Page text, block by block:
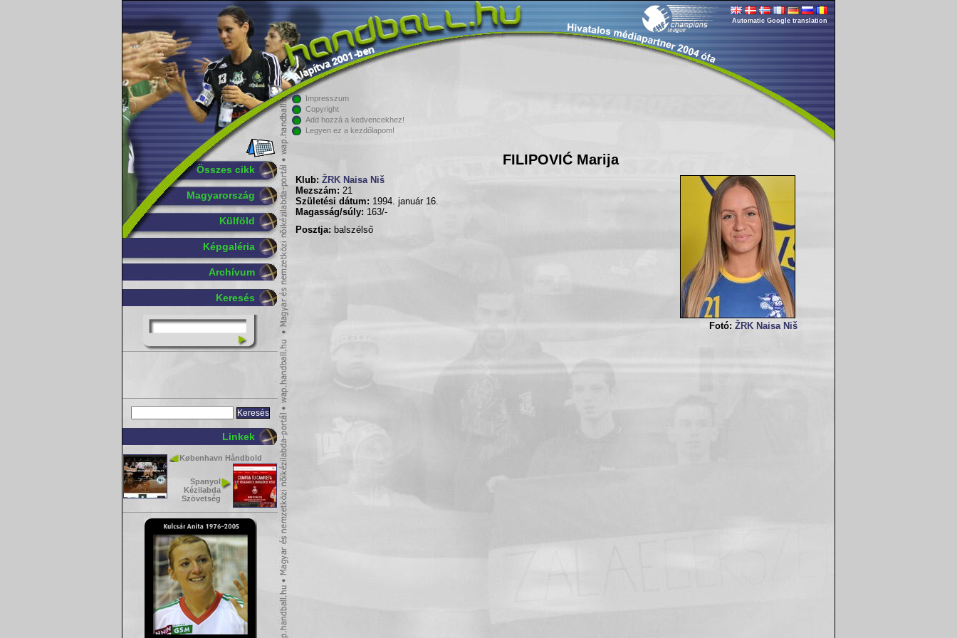
Összes cikk
Magyarország
Külföld
Képgaléria
Archívum
Keresés
Linkek
København Håndbold
Spanyol
Kézilabda
Szövetség
Automatic Google translation
Impresszum
Copyright
Add hozzá a kedvencekhez!
Legyen ez a kezdőlapom!
FILIPOVIĆ Marija
Klub: ŽRK Naisa Niš
Mezszám: 21
Születési dátum: 1994. január 16.
Magasság/súly: 163/-
Posztja: balszélső
Fotó: ŽRK Naisa Niš